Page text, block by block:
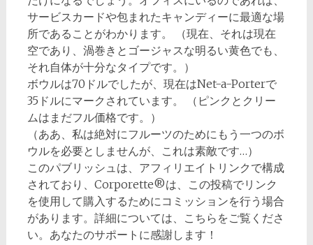
サービスカードや包まれたキャンディーに最適な場
所であることがわかります。 （現在、それは現在
空であり、渦巻きとゴージャスな明るい黄色でも、
それ自体が十分なタイプです。）
ボウルは70ドルでしたが、現在はNet-a-Porterで
35ドルにマークされています。 （ピンクとクリー
ムはまだフル価格です。）
（ああ、私は絶対にフルーツのためにもう一つのボ
ウルを必要としませんが、これは素敵です…）
このパブリッシュは、アフィリエイトリンクで構成
されており、Corporette®は、この投稿でリンク
を使用して購入するためにコミッションを行う場合
があります。詳細については、こちらをご覧くださ
い。あなたのサポートに感謝します！